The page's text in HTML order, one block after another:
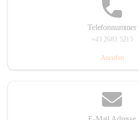
Telefonnummer
+43 2683 5213
Anrufen